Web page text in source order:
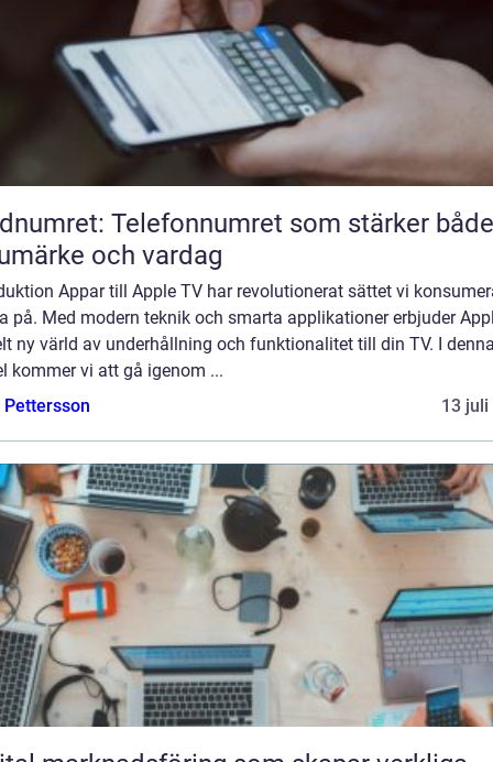
Telefonnumret som stärker både
och vardag
Appar till Apple TV har revolutionerat sättet vi
på. Med modern teknik och smarta applikationer erbjuder
ny värld av underhållning och funktionalitet till din TV. I
kommer vi att gå igenom ...
13 juli